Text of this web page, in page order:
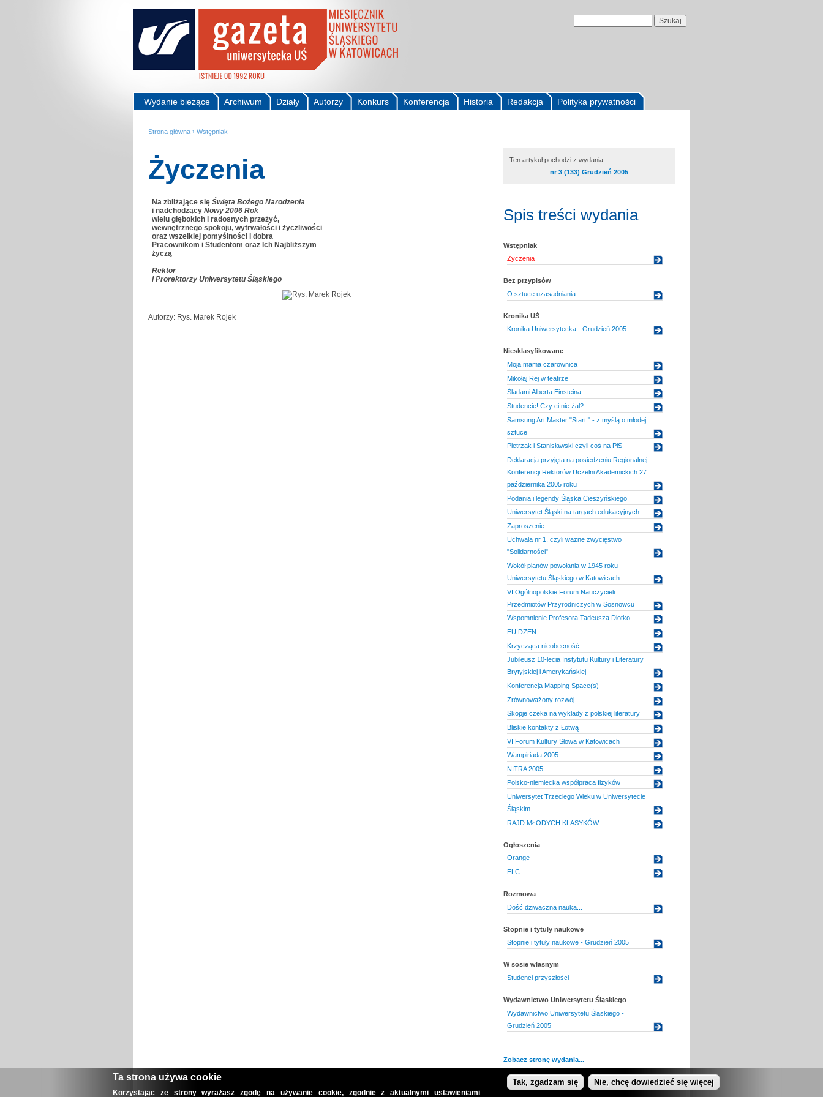
Polityka prywatności
Redakcja
Historia
Konferencja
Konkurs
Autorzy
Działy
Archiwum
Wydanie bieżące
Strona główna › Wstępniak
Życzenia
Na zbliżające się Święta Bożego Narodzenia
i nadchodzący Nowy 2006 Rok
wielu głębokich i radosnych przeżyć,
wewnętrznego spokoju, wytrwałości i życzliwości
oraz wszelkiej pomyślności i dobra
Pracownikom i Studentom oraz Ich Najbliższym
życzą
Rektor
i Prorektorzy Uniwersytetu Śląskiego
Autorzy: Rys. Marek Rojek
Ten artykuł pochodzi z wydania:
nr 3 (133) Grudzień 2005
Spis treści wydania
Wstępniak
Życzenia
Bez przypisów
O sztuce uzasadniania
Kronika UŚ
Kronika Uniwersytecka - Grudzień 2005
Niesklasyfikowane
Moja mama czarownica
Mikołaj Rej w teatrze
Śladami Alberta Einsteina
Studencie! Czy ci nie żal?
Samsung Art Master "Start!" - z myślą o młodej
sztuce
Pietrzak i Stanisławski czyli coś na PiS
Deklaracja przyjęta na posiedzeniu Regionalnej
Konferencji Rektorów Uczelni Akademickich 27
października 2005 roku
Podania i legendy Śląska Cieszyńskiego
Uniwersytet Śląski na targach edukacyjnych
Zaproszenie
Uchwała nr 1, czyli ważne zwycięstwo
"Solidarności"
Wokół planów powołania w 1945 roku
Uniwersytetu Śląskiego w Katowicach
VI Ogólnopolskie Forum Nauczycieli
Przedmiotów Przyrodniczych w Sosnowcu
Wspomnienie Profesora Tadeusza Dłotko
EU DZEN
Krzycząca nieobecność
Jubileusz 10-lecia Instytutu Kultury i Literatury
Brytyjskiej i Amerykańskiej
Konferencja Mapping Space(s)
Zrównoważony rozwój
Skopje czeka na wykłady z polskiej literatury
Bliskie kontakty z Łotwą
VI Forum Kultury Słowa w Katowicach
Wampiriada 2005
NITRA 2005
Polsko-niemiecka współpraca fizyków
Uniwersytet Trzeciego Wieku w Uniwersytecie
Śląskim
RAJD MŁODYCH KLASYKÓW
Ogłoszenia
Orange
ELC
Rozmowa
Dość dziwaczna nauka...
Stopnie i tytuły naukowe
Stopnie i tytuły naukowe - Grudzień 2005
W sosie własnym
Studenci przyszłości
Wydawnictwo Uniwersytetu Śląskiego
Wydawnictwo Uniwersytetu Śląskiego -
Grudzień 2005
Zobacz stronę wydania...
Ta strona używa cookie
Korzystając ze strony wyrażasz zgodę na używanie cookie, zgodnie z aktualnymi ustawieniami
Tak, zgadzam się Nie, chcę dowiedzieć się więcej